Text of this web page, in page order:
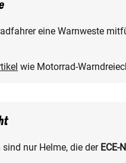
eine Warnweste
wie Motorrad-
nur Helme, die der ECE-